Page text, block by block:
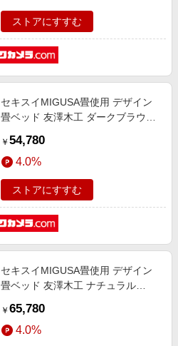
ストアにすすむ
セキスイMIGUSA畳使用 デザイン
畳ベッド 友澤木工 ダークブラウン
￥ 54,780
4.0%
ストアにすすむ
セキスイMIGUSA畳使用 デザイン
畳ベッド 友澤木工 ナチュラル
ズ]
￥ 65,780
4.0%